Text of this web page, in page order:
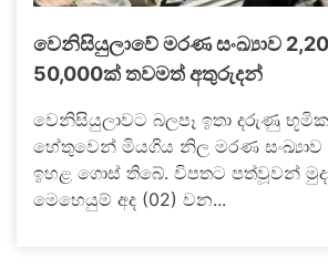
වෙනිසියුලාවේ මරණ සංඛ්‍යාව
50,000ක් තවමත් අතුරුදන්
වෙනිසියුලාවට බලපෑ ඉතා දරුණු
හේතුවෙන් මියගිය නිල මරණ සංඛ්‍යාව
ඉහළ ගොස් තිබේ. විපතට පත්වූවන්
මෙහෙයුම් අද (02) වන...